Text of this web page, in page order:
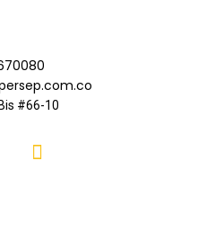
#66-10